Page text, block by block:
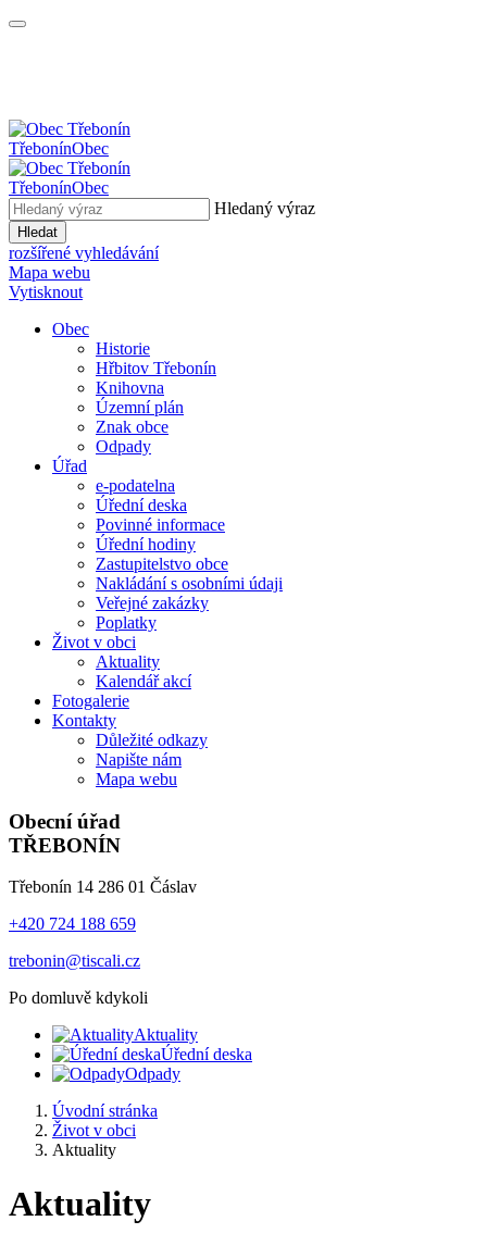
TřebonínObec
TřebonínObec
Hledaný výraz
Hledat
rozšířené vyhledávání
Mapa webu
Vytisknout
Obec
Historie
Hřbitov Třebonín
Knihovna
Územní plán
Znak obce
Odpady
Úřad
e-podatelna
Úřední deska
Povinné informace
Úřední hodiny
Zastupitelstvo obce
Nakládání s osobními údaji
Veřejné zakázky
Poplatky
Život v obci
Aktuality
Kalendář akcí
Fotogalerie
Kontakty
Důležité odkazy
Napište nám
Mapa webu
Obecní úřad
TŘEBONÍN
Třebonín 14 286 01 Čáslav
+420 724 188 659
trebonin@tiscali.cz
Po domluvě kdykoli
Aktuality
Úřední deska
Odpady
Úvodní stránka
Život v obci
Aktuality
Aktuality